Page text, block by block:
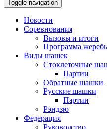
Toggle navigation
Новости
Соревнования
Вызовы и итоги
Программа
Виды шашек
Стоклеточные
Партии
Обратные шашки
Русские шашки
Партии
Рэндзю
Федерация
Руководство